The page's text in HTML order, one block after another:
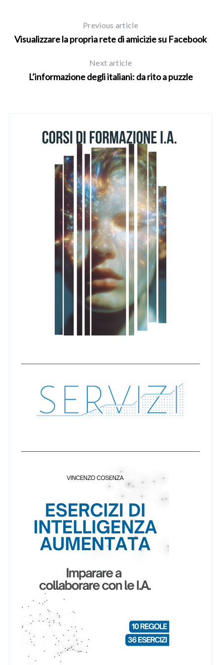
Previous article
Visualizzare la propria rete di amicizie su Facebook
Next article
L’informazione degli italiani: da rito a puzzle